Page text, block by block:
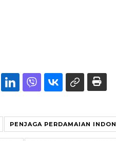
PENJAGA PERDAMAIAN